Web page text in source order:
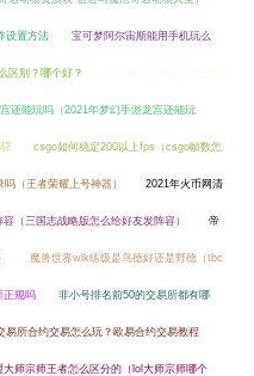
设置方法 宝可梦阿尔宙斯能用手机玩么
区别？哪个好？
还能玩吗（2021年梦幻手游龙宫还能玩
? csgo如何稳定200以上fps（csgo帧数怎
（王者荣耀上号神器） 2021年火币网清
（三国志战略版怎么给好友发阵容） 帝
魔兽世界wlk练级是鸟德好还是野德（tbc
正规吗 非小号排名前50的交易所都有哪
易所合约交易怎么玩？欧易合约交易教程
大师宗师王者怎么区分的（lol大师宗师哪个